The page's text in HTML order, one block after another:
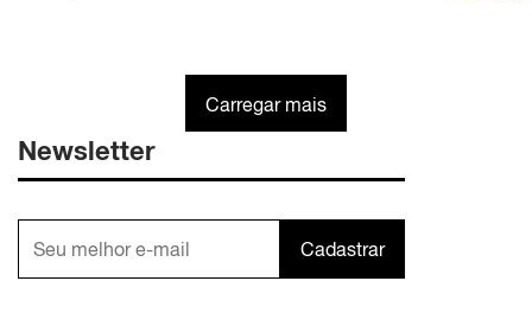
Carregar mais
Newsletter
Cadastrar